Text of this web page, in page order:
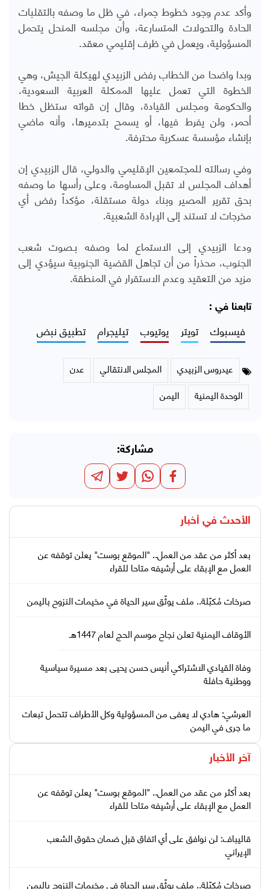
وأكد عدم وجود خطوط جمراء، في ظل ما وصفه بالتقلبات
الحادة والتحولات المتسارعة، وأن مجلسه المنحل يتحمل
المسؤولية، ويعمل في ظرف إقليمي معقد.
وبدا واضحا من الخطاب رفض الزبيدي لهيكلة الجيش، وهي
الخطوة التي تعمل عليها الممكلة العربية السعودية،
والحكومة ومجلس القيادة، وقال إن قواته ستظل خطا
أحمر، ولن يفرط فيها، أو يسمح بتدميرها، وأنه ماضي
بإنشاء مؤسسة عسكرية محترفة.
وفي رسالته للمجتمعين الإقليمي والدولي، قال الزبيدي إن
أهداف المجلس لا تقبل المساومة، وعلى رأسها ما وصفه
بحق تقرير المصير وبناء دولة مستقلة، مؤكداً رفض أي
مخرجات لا تستند إلى الإرادة الشعبية.
ودعا الزبيدي إلى الاستماع لما وصفه بـصوت شعب
الجنوب، محذراً من أن تجاهل القضية الجنوبية سيؤدي إلى
مزيد من التعقيد وعدم الاستقرار في المنطقة.
تابعنا في :
فيسبوك تويتر يوتيوب تيليجرام تطبيق نبض
عيدروس الزبيدي المجلس الانتقالي
عدن
الوحدة اليمنية
اليمن
مشاركة:
الأحدث في أخبار
بعد أكثر من عقد من العمل.. "الموقع بوست" يعلن توقفه عن
العمل مع الإبقاء على أرشيفه متاحا للقراء
صرخات مُكبّلة.. ملف يوثّق سير الحياة في مخيمات النزوح باليمن
الأوقاف اليمنية تعلن نجاح موسم الحج لعام 1447هـ
وفاة القيادي الاشتراكي أنيس حسن يحيى بعد مسيرة سياسية
ووطنية حافلة
العرشي: هادي لا يعفى من المسؤولية وكل الأطراف تتحمل تبعات
ما جرى في اليمن
آخر الأخبار
بعد أكثر من عقد من العمل.. "الموقع بوست" يعلن توقفه عن
العمل مع الإبقاء على أرشيفه متاحا للقراء
قاليباف: لن نوافق على أي اتفاق قبل ضمان حقوق الشعب
الإيراني
صرخات مُكبّلة.. ملف يوثّق سير الحياة في مخيمات النزوح باليمن